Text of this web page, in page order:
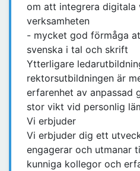
om att integrera digitala
verksamheten
- mycket god förmåga
svenska i tal och skrift
Ytterligare
rektorsutbildningen är
erfarenhet av anpassad
stor vikt vid personlig
Vi erbjuder
Vi erbjuder dig ett
engagerar och utmanar
kunniga kollegor och